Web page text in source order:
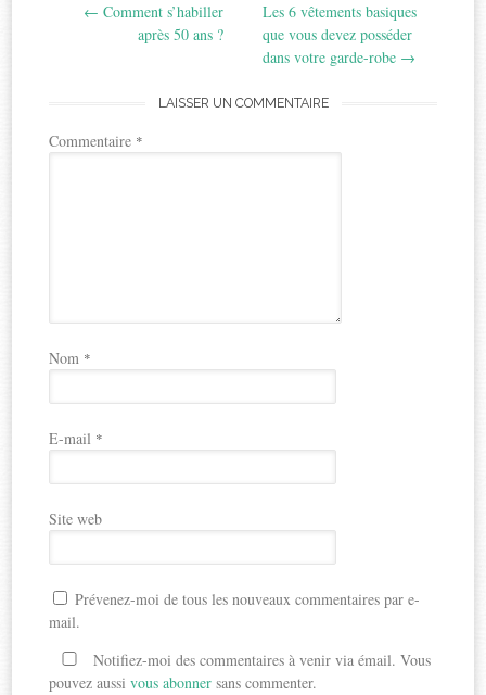
navigation
← Comment s’habiller
après 50 ans ?
Les 6 vêtements basiques
que vous devez posséder
dans votre garde-robe →
LAISSER UN COMMENTAIRE
Commentaire *
Nom *
E-mail *
Site web
Prévenez-moi de tous les nouveaux commentaires par e-
mail.
Notifiez-moi des commentaires à venir via émail. Vous
pouvez aussivous abonner sans commenter.